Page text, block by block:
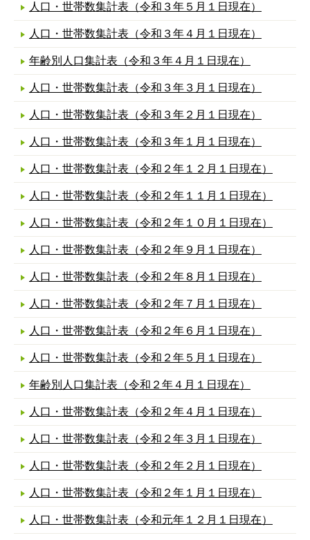
人口・世帯数集計表（令和３年５月１日現在）
人口・世帯数集計表（令和３年４月１日現在）
年齢別人口集計表（令和３年４月１日現在）
人口・世帯数集計表（令和３年３月１日現在）
人口・世帯数集計表（令和３年２月１日現在）
人口・世帯数集計表（令和３年１月１日現在）
人口・世帯数集計表（令和２年１２月１日現在）
人口・世帯数集計表（令和２年１１月１日現在）
人口・世帯数集計表（令和２年１０月１日現在）
人口・世帯数集計表（令和２年９月１日現在）
人口・世帯数集計表（令和２年８月１日現在）
人口・世帯数集計表（令和２年７月１日現在）
人口・世帯数集計表（令和２年６月１日現在）
人口・世帯数集計表（令和２年５月１日現在）
年齢別人口集計表（令和２年４月１日現在）
人口・世帯数集計表（令和２年４月１日現在）
人口・世帯数集計表（令和２年３月１日現在）
人口・世帯数集計表（令和２年２月１日現在）
人口・世帯数集計表（令和２年１月１日現在）
人口・世帯数集計表（令和元年１２月１日現在）